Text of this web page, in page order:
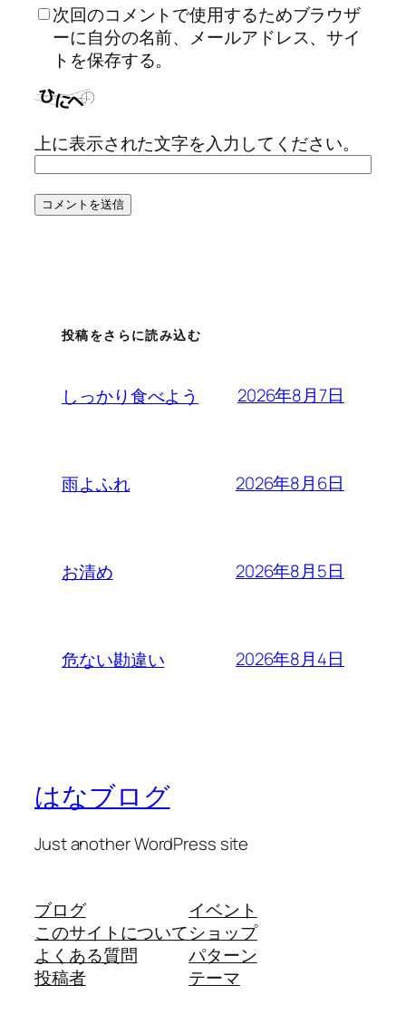
次回のコメントで使用するためブラウザ
ーに自分の名前、メールアドレス、サイ
トを保存する。
上に表示された文字を入力してください。
投稿をさらに読み込む
しっかり食べよう 2026年8月7日
雨よふれ 2026年8月6日
お清め 2026年8月5日
危ない勘違い 2026年8月4日
はなブログ
Just another WordPress site
ブログ
このサイトについて
よくある質問
投稿者
イベント
ショップ
パターン
テーマ